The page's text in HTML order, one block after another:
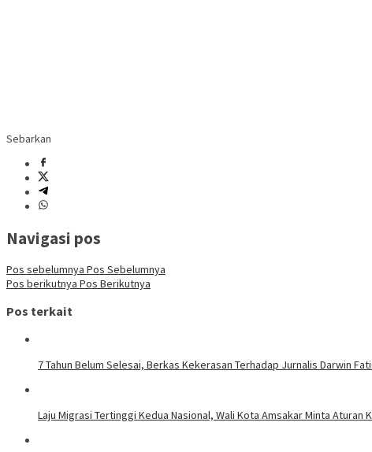
Sebarkan
Navigasi pos
Pos sebelumnya Pos Sebelumnya
Pos berikutnya Pos Berikutnya
Pos terkait
7 Tahun Belum Selesai, Berkas Kekerasan Terhadap Jurnalis Darwin
Laju Migrasi Tertinggi Kedua Nasional, Wali Kota Amsakar Minta Aturan